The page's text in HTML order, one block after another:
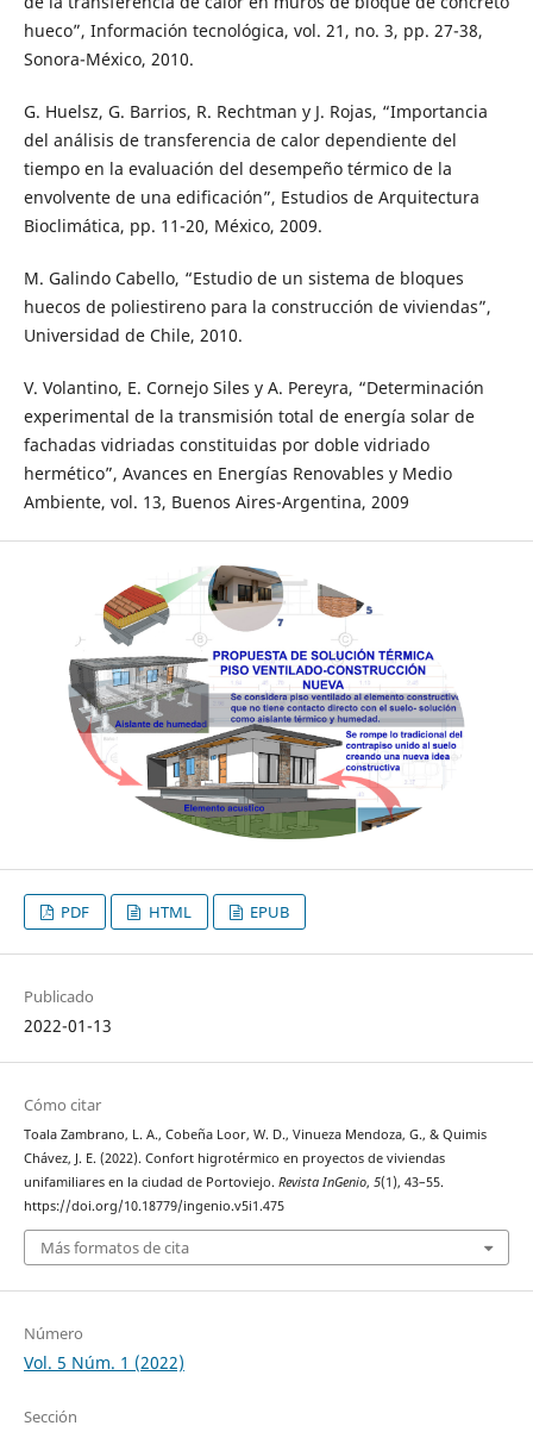
hueco”, Información tecnológica, vol. 21, no. 3, pp. 27-38,
Sonora-México, 2010.
G. Huelsz, G. Barrios, R. Rechtman y J. Rojas, “Importancia
del análisis de transferencia de calor dependiente del
tiempo en la evaluación del desempeño térmico de la
envolvente de una edificación”, Estudios de Arquitectura
Bioclimática, pp. 11-20, México, 2009.
M. Galindo Cabello, “Estudio de un sistema de bloques
huecos de poliestireno para la construcción de viviendas”,
Universidad de Chile, 2010.
V. Volantino, E. Cornejo Siles y A. Pereyra, “Determinación
experimental de la transmisión total de energía solar de
fachadas vidriadas constituidas por doble vidriado
hermético”, Avances en Energías Renovables y Medio
Ambiente, vol. 13, Buenos Aires-Argentina, 2009
PDF HTML EPUB
Publicado
2022-01-13
Cómo citar
Toala Zambrano, L. A., Cobeña Loor, W. D., Vinueza Mendoza, G., & Quimis
Chávez, J. E. (2022). Confort higrotérmico en proyectos de viviendas
unifamiliares en la ciudad de Portoviejo. Revista InGenio, 5(1), 43–55.
https://doi.org/10.18779/ingenio.v5i1.475
Más formatos de cita
Número
Vol. 5 Núm. 1 (2022)
Sección